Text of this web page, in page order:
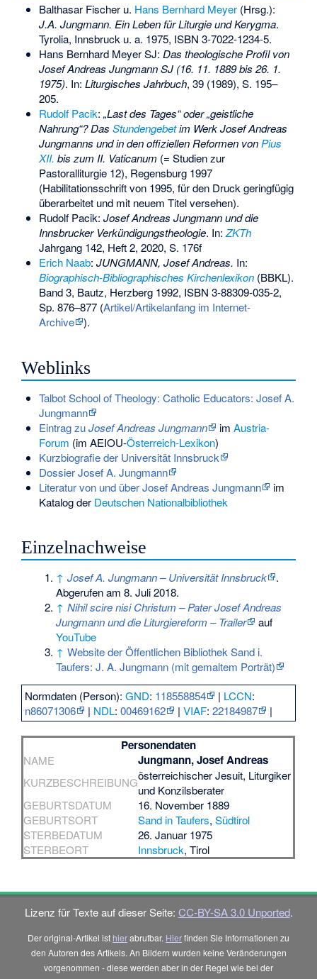
Balthasar Fischer u. Hans Bernhard Meyer(Hrsg.):
J.A. Jungmann. Ein Leben für Liturgie und Kerygma.
Tyrolia, Innsbruck u. a. 1975, ISBN 3-7022-1234-5.
Hans Bernhard Meyer SJ: Das theologische Profil von
Josef Andreas Jungmann SJ (16. 11. 1889 bis 26. 1.
1975). In: Liturgisches Jahrbuch, 39 (1989), S. 195–
205.
Rudolf Pacik: „Last des Tages“ oder „geistliche
Nahrung“? Das Stundengebetim Werk Josef Andreas
Jungmanns und in den offiziellen Reformen von Pius
XII. bis zum II. Vaticanum (= Studien zur
Pastoralliturgie 12), Regensburg 1997
(Habilitationsschrift von 1995, für den Druck geringfügig
überarbeitet und mit neuem Titel versehen).
Rudolf Pacik: Josef Andreas Jungmann und die
Innsbrucker Verkündigungstheologie. In: ZKTh
Jahrgang 142, Heft 2, 2020, S. 176f
Erich Naab: JUNGMANN, Josef Andreas. In:
Biographisch-Bibliographisches Kirchenlexikon(BBKL).
Band 3, Bautz, Herzberg 1992, ISBN 3-88309-035-2,
Sp. 876–877(Artikel/Artikelanfang im Internet-
Archive
).
Weblinks
Talbot School of Theology: Catholic Educators: Josef A.
Jungmann
Eintrag zuJosef Andreas Jungmann im Austria-
Forum (im AEIOU-Österreich-Lexikon)
Kurzbiografie der Universität Innsbruck
Dossier Josef A. Jungmann
Literatur von und über Josef Andreas Jungmann
im
Katalog der Deutschen Nationalbibliothek
Einzelnachweise
↑ Josef A. Jungmann – Universität Innsbruck
.
Abgerufen am 8. Juli 2018.
↑ Nihil scire nisi Christum – Pater Josef Andreas
Jungmann und die Liturgiereform – Trailer
auf
YouTube
↑ Website der Öffentlichen Bibliothek Sand i.
Taufers: J. A. Jungmann (mit gemaltem Porträt)
Normdaten (Person):GND: 118558854 | LCCN:
n86071306
| NDL:00469162 |VIAF:22184987 |
Personendaten
NAME Jungmann, Josef Andreas
KURZBESCHREIBUNGösterreichischer Jesuit, Liturgiker
und Konzilsberater
GEBURTSDATUM
16. November 1889
GEBURTSORT
Sand in Taufers,Südtirol
STERBEDATUM
26. Januar 1975
STERBEORT
Innsbruck, Tirol
Lizenz für Texte auf dieser Seite: CC-BY-SA 3.0 Unported.
Der original-Artikel ist hierabrufbar. Hierfinden Sie Informationen zu
den Autoren des Artikels. An Bildern wurden keine Veränderungen
vorgenommen - diese werden aber in der Regel wie bei der